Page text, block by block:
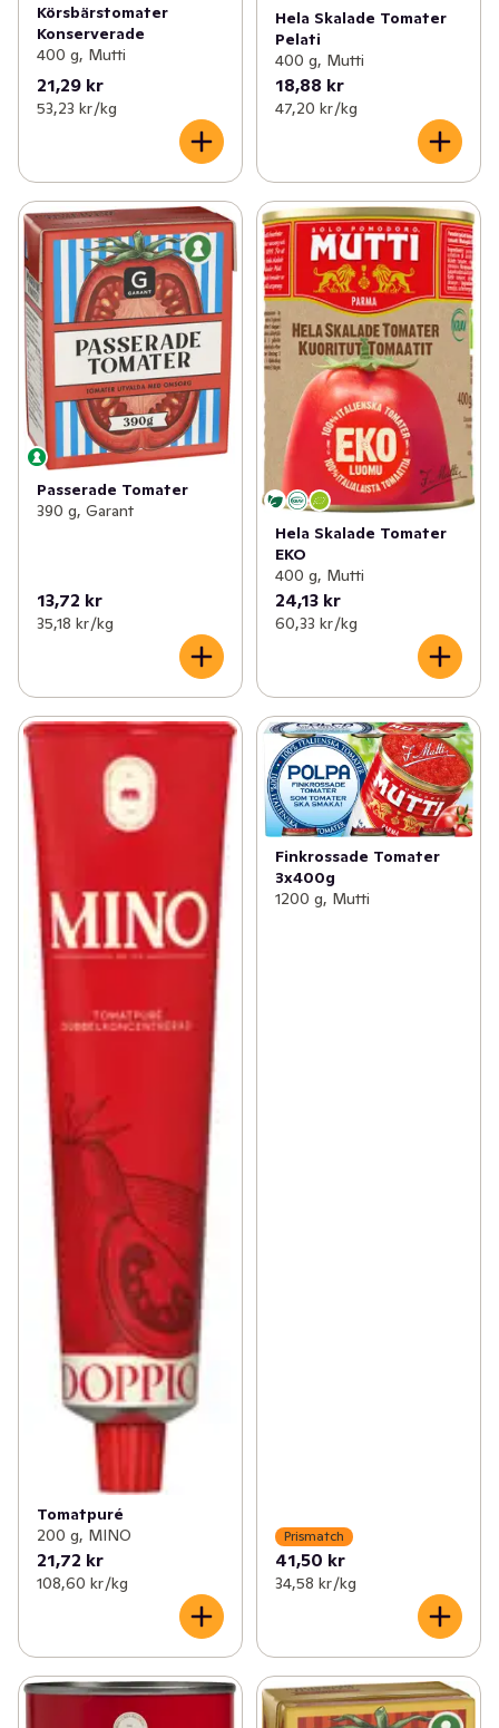
Körsbärstomater
Konserverade
400 g, Mutti
21,29 kr
53,23 kr /kg
Hela Skalade Tomater
Pelati
400 g, Mutti
18,88 kr
47,20 kr /kg
Passerade Tomater
390 g, Garant
13,72 kr
35,18 kr /kg
Hela Skalade Tomater
EKO
400 g, Mutti
24,13 kr
60,33 kr /kg
Tomatpuré
200 g, MINO
21,72 kr
108,60 kr /kg
Finkrossade Tomater
3x400g
1200 g, Mutti
Prismatch
41,50 kr
34,58 kr /kg